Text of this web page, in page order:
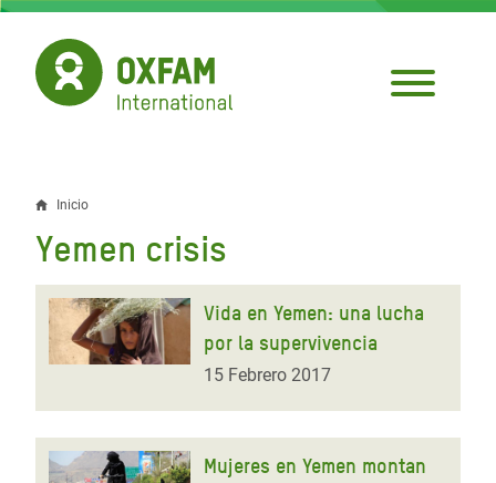
Pasar
contenido
principal
Sobrescribir
enlaces
de
ayuda
la
navegación
Inicio
Yemen crisis
Vida en Yemen: una lucha
por la supervivencia
15 Febrero 2017
Mujeres en Yemen montan